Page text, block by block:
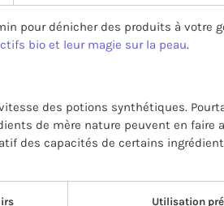
pour dénicher des produits à votre
bio et leur magie sur la peau.
des potions synthétiques.
de mère nature peuvent en faire
des capacités de certains
Utilisation